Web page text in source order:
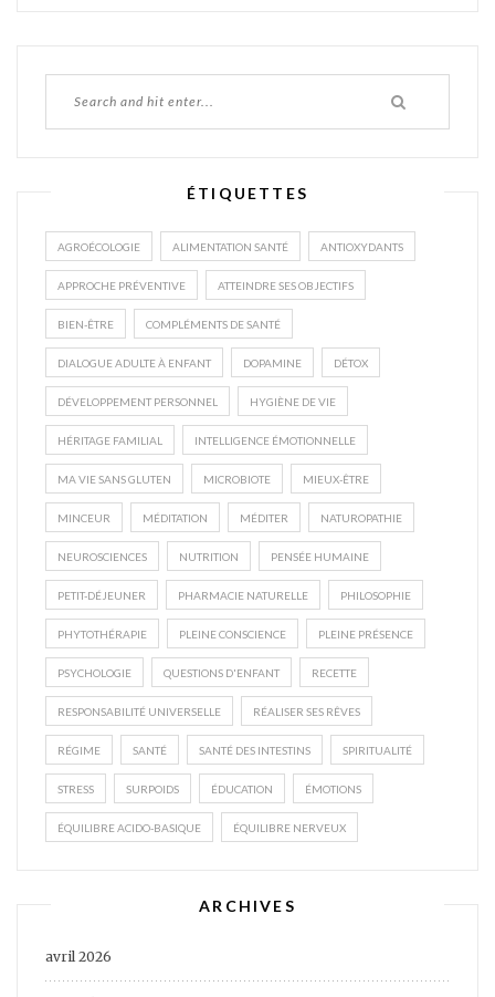
ÉTIQUETTES
AGROÉCOLOGIE ALIMENTATION SANTÉ ANTIOXYDANTS
APPROCHE PRÉVENTIVE ATTEINDRE SES OBJECTIFS
BIEN-ÊTRE COMPLÉMENTS DE SANTÉ
DIALOGUE ADULTE À ENFANT DOPAMINE DÉTOX
DÉVELOPPEMENT PERSONNEL HYGIÈNE DE VIE
HÉRITAGE FAMILIAL INTELLIGENCE ÉMOTIONNELLE
MA VIE SANS GLUTEN MICROBIOTE MIEUX-ÊTRE
MINCEUR MÉDITATION MÉDITER NATUROPATHIE
NEUROSCIENCES NUTRITION PENSÉE HUMAINE
PETIT-DÉJEUNER PHARMACIE NATURELLE PHILOSOPHIE
PHYTOTHÉRAPIE PLEINE CONSCIENCE PLEINE PRÉSENCE
PSYCHOLOGIE QUESTIONS D'ENFANT RECETTE
RESPONSABILITÉ UNIVERSELLE RÉALISER SES RÊVES
RÉGIME SANTÉ SANTÉ DES INTESTINS SPIRITUALITÉ
STRESS SURPOIDS ÉDUCATION ÉMOTIONS
ÉQUILIBRE ACIDO-BASIQUE ÉQUILIBRE NERVEUX
ARCHIVES
avril 2026